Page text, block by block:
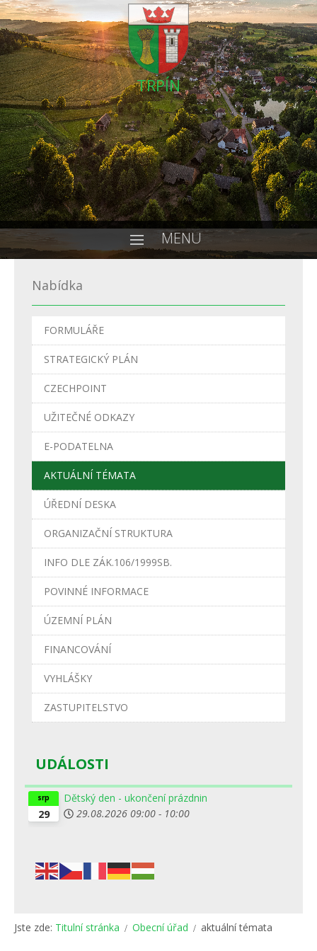
TRPÍN
MENU
Nabídka
FORMULÁŘE
STRATEGICKÝ PLÁN
CZECHPOINT
UŽITEČNÉ ODKAZY
E-PODATELNA
AKTUÁLNÍ TÉMATA
ÚŘEDNÍ DESKA
ORGANIZAČNÍ STRUKTURA
INFO DLE ZÁK.106/1999SB.
POVINNÉ INFORMACE
ÚZEMNÍ PLÁN
FINANCOVÁNÍ
VYHLÁŠKY
ZASTUPITELSTVO
UDÁLOSTI
29
srp
Dětský den - ukončení prázdnin
29.08.2026 09:00 - 10:00
Jste zde: Titulní stránka Obecní úřad aktuální témata